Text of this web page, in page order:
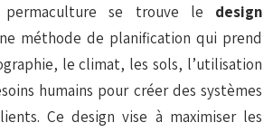
se trouve le design
méthode de planification qui prend
le climat, les sols, l’utilisation
humains pour créer des systèmes
Ce design vise à maximiser les